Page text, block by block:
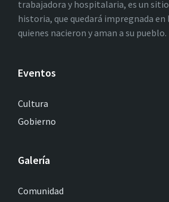
trabajadora y hospitalaria, es un
historia, que quedará impregnada en
quienes nacieron y aman a su pueblo.
Eventos
Cultura
Gobierno
Galería
Comunidad